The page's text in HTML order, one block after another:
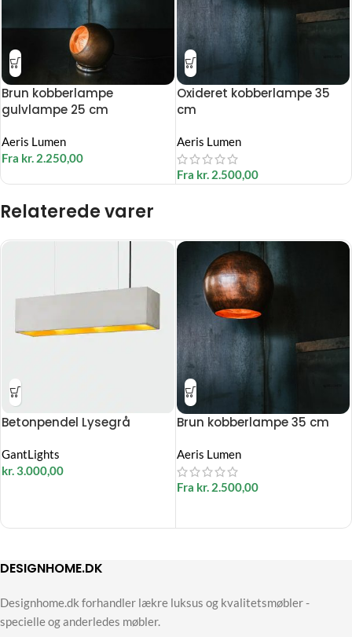
Brun kobberlampe
gulvlampe 25 cm
Aeris Lumen
Fra kr. 2.250,00
Oxideret kobberlampe 35
cm
Aeris Lumen
Fra kr. 2.500,00
Relaterede varer
Betonpendel Lysegrå
GantLights
kr. 3.000,00
Brun kobberlampe 35 cm
Aeris Lumen
Fra kr. 2.500,00
DESIGNHOME.DK
Designhome.dk forhandler lækre luksus og kvalitetsmøbler -
specielle og anderledes møbler.